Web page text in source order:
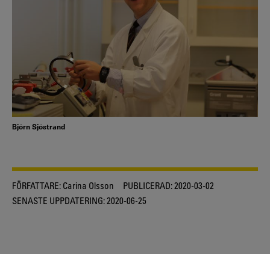
Björn Sjöstrand
FÖRFATTARE: Carina Olsson PUBLICERAD:2020-03-02
SENASTE UPPDATERING:2020-06-25